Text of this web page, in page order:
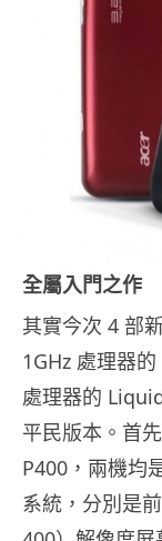
全屬入門之作
其實今次 4 部
1GHz 處理器
處理器的
平民版本。首
P400，兩機均
系統，分別是